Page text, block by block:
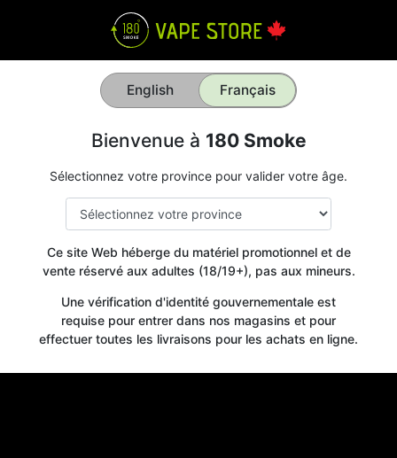
English Français
Bienvenue à 180 Smoke
Sélectionnez votre province pour valider votre âge.
Ce site Web héberge du matériel promotionnel et de
vente réservé aux adultes (18/19+), pas aux mineurs.
Une vérification d'identité gouvernementale est
requise pour entrer dans nos magasins et pour
effectuer toutes les livraisons pour les achats en ligne.